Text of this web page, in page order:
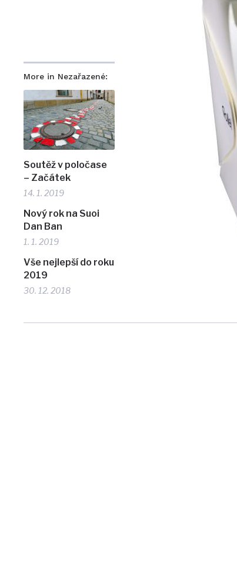
More in Nezařazené:
Soutěž v poločase
– Začátek
14. 1. 2019
Nový rok na Suoi
Dan Ban
1. 1. 2019
Vše nejlepší do roku
2019
30. 12. 2018